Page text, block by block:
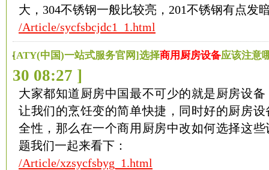
大，304不锈钢一般比较亮，201不锈钢有点发
/Article/sycfsbcjdc1_1.html
[ATY(中国)一站式服务官网]选择商用厨房设备应该注意
30 08:27 ]
大家都知道厨房中国最不可少的就是厨房设
让我们的烹饪变的简单快捷，同时好的厨房
全性，那么在一个商用厨房中改如何选择这
题我们一起来看下：
/Article/xzsycfsbyg_1.html